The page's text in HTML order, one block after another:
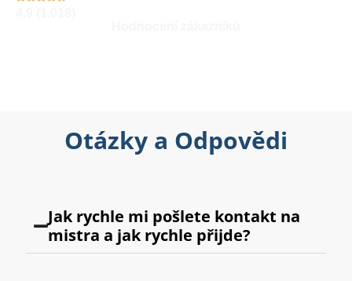
Otázky a Odpovědi
Jak rychle mi pošlete kontakt na
mistra a jak rychle přijde?